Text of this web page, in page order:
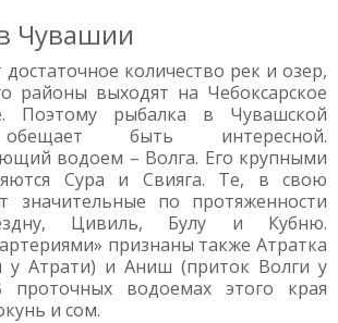
Чувашии
количество рек и озер,
районы выходят на Чебоксарское
Поэтому рыбалка в Чувашской
обещает быть интересной.
водоем – Волга. Его крупными
Сура и Свияга. Те, в свою
значительные по протяженности
Цивиль, Булу и Кубню.
признаны также Атратка
у Атрати) и Аниш (приток Волги у
проточных водоемах этого края
и сом.